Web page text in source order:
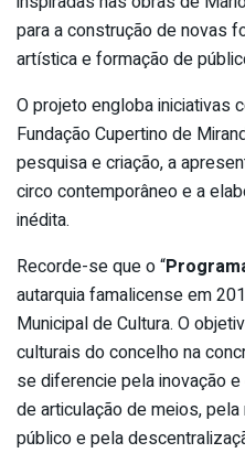
para a construção de novas
artística e formação de
O projeto engloba iniciativas
Fundação Cupertino de
pesquisa e criação, a
circo contemporâneo e a
inédita.
Recorde-se que o “
autarquia famalicense em
Municipal de Cultura. O
culturais do concelho na
se diferencie pela inovação
de articulação de meios,
público e pela